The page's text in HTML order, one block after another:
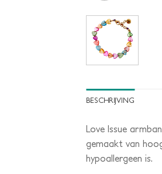
BESCHRIJVING
Love Issue
gemaakt van
hypoallergeen is.